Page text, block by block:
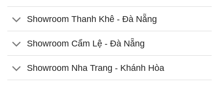
Showroom Thanh Khê - Đà Nẵng
Showroom Cẩm Lệ - Đà Nẵng
Showroom Nha Trang - Khánh Hòa